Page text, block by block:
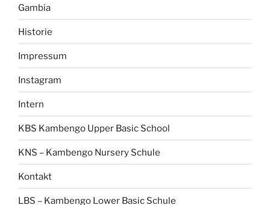
Gambia
Historie
Impressum
Instagram
Intern
KBS Kambengo Upper Basic School
KNS – Kambengo Nursery Schule
Kontakt
LBS – Kambengo Lower Basic Schule